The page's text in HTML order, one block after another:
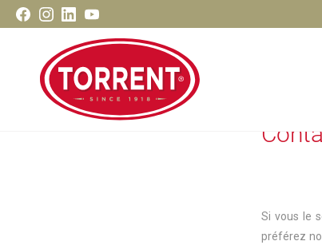
Aller
au
FacebookInstagram
LinkedInYoutube
Si vous le
préférez